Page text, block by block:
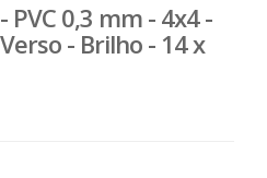
0,3 mm - 4x4 -
- Brilho - 14 x